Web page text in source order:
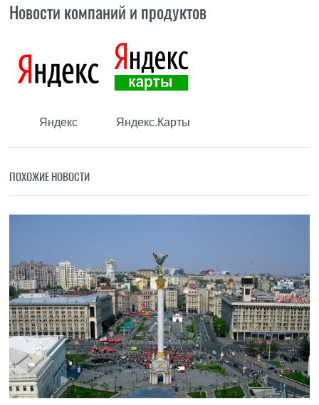
Новости компаний и продуктов
Яндекс Яндекс.Карты
ПОХОЖИЕ НОВОСТИ